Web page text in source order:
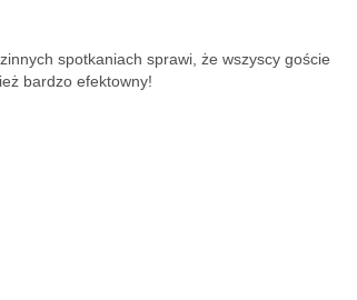
spotkaniach sprawi, że wszyscy goście
bardzo efektowny!